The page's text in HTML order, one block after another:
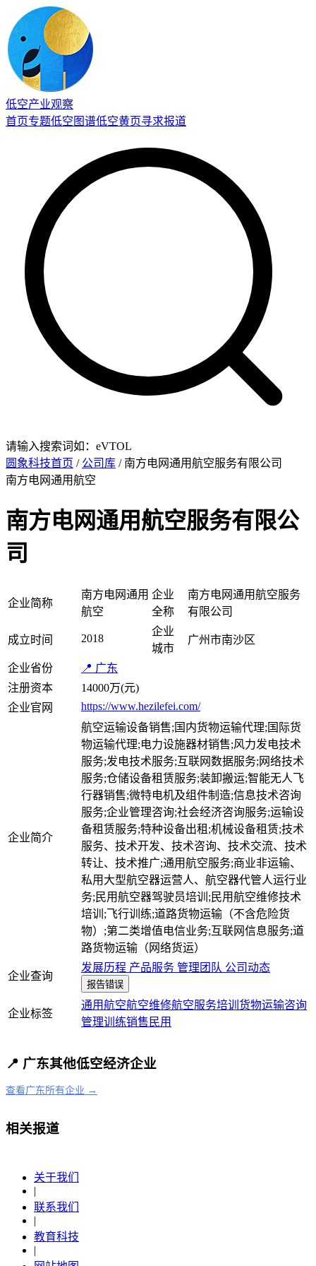
低空产业观察
首页专题低空图谱低空黄页寻求报道
请输入搜索词如：eVTOL
圆象科技首页 / 公司库 / 南方电网通用航空服务有限公司
南方电网通用航空
南方电网通用航空服务有限公
司
企业简称
南方电网通用
航空
企业
全称
南方电网通用航空服务
有限公司
成立时间 2018
企业
城市
广州市南沙区
企业省份
📍 广东
注册资本
14000万(元)
企业官网
https://www.hezilefei.com/
企业简介
航空运输设备销售;国内货物运输代理;国际货
物运输代理;电力设施器材销售;风力发电技术
服务;发电技术服务;互联网数据服务;网络技术
服务;仓储设备租赁服务;装卸搬运;智能无人飞
行器销售;微特电机及组件制造;信息技术咨询
服务;企业管理咨询;社会经济咨询服务;运输设
备租赁服务;特种设备出租;机械设备租赁;技术
服务、技术开发、技术咨询、技术交流、技术
转让、技术推广;通用航空服务;商业非运输、
私用大型航空器运营人、航空器代管人运行业
务;民用航空器驾驶员培训;民用航空维修技术
培训;飞行训练;道路货物运输（不含危险货
物）;第二类增值电信业务;互联网信息服务;道
路货物运输（网络货运）
企业查询
发展历程 产品服务 管理团队 公司动态
报告错误
企业标签
通用航空航空维修航空服务培训 货物运输咨询
管理训练销售 民用
📍 广东其他低空经济企业
查看广东所有企业 →
相关报道
关于我们
|
联系我们
|
教育科技
|